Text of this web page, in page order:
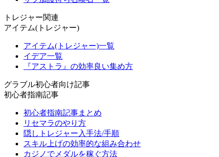
トレジャー関連
アイテム(トレジャー)
アイテム(トレジャー)一覧
イデア一覧
『アストラ』の効率良い集め方
グラブル初心者向け記事
初心者指南記事
初心者指南記事まとめ
リセマラのやり方
隠しトレジャー入手法/手順
スキル上げの効率的な組み合わせ
カジノでメダルを稼ぐ方法